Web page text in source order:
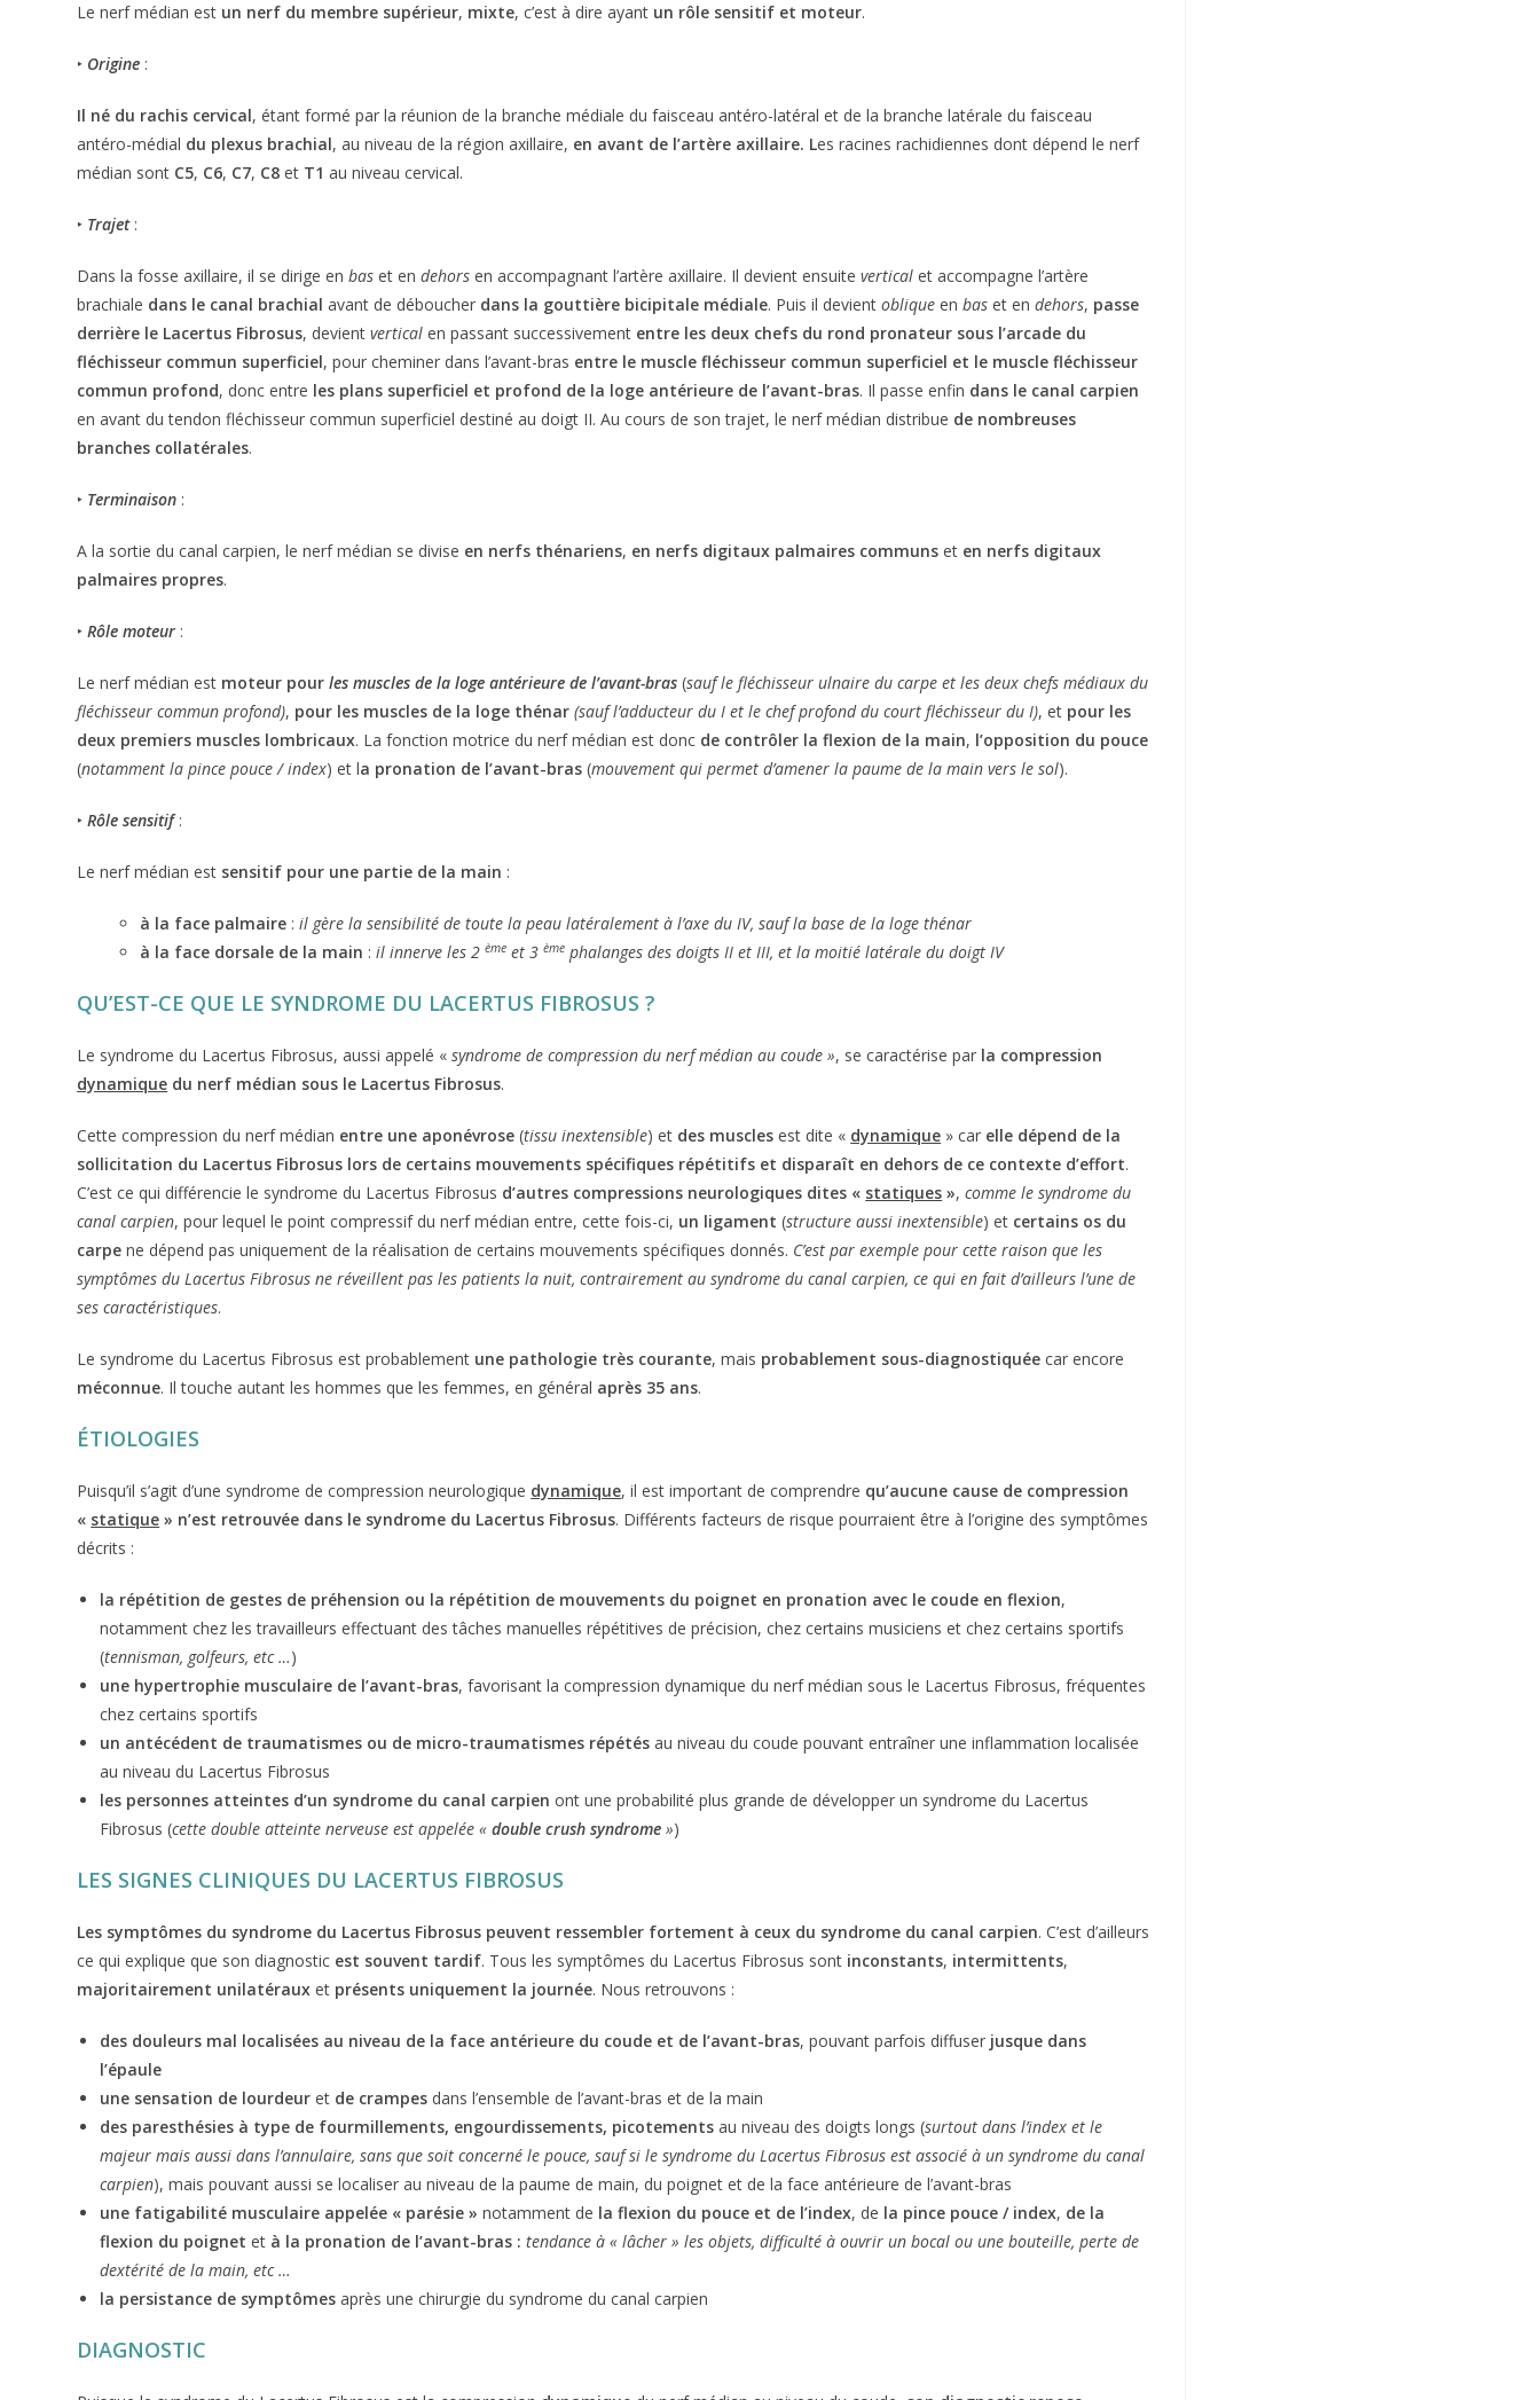
Le nerf médian est un nerf du membre supérieur, mixte, c’est à dire ayant un rôle sensitif et moteur.
‣ Origine :
Il né du rachis cervical, étant formé par la réunion de la branche médiale du faisceau antéro-latéral et de la branche latérale du faisceau
antéro-médial du plexus brachial, au niveau de la région axillaire, en avant de l’artère axillaire. Les racines rachidiennes dont dépend le nerf
médian sont C5, C6, C7, C8 et T1 au niveau cervical.
‣ Trajet:
Dans la fosse axillaire, il se dirige enbas et endehors en accompagnant l’artère axillaire. Il devient ensuitevertical et accompagne l’artère
brachiale dans le canal brachial avant de déboucher dans la gouttière bicipitale médiale. Puis il devientoblique enbas et endehors, passe
derrière le Lacertus Fibrosus, devientvertical en passant successivement entre les deux chefs du rond pronateur sous l’arcade du
fléchisseur commun superficiel, pour cheminer dans l’avant-bras entre le muscle fléchisseur commun superficiel et le muscle fléchisseur
commun profond, donc entre les plans superficiel et profond de la loge antérieure de l’avant-bras. Il passe enfin dans le canal carpien
en avant du tendon fléchisseur commun superficiel destiné au doigt II. Au cours de son trajet, le nerf médian distribue de nombreuses
branches collatérales.
‣ Terminaison :
A la sortie du canal carpien, le nerf médian se divise en nerfs thénariens, en nerfs digitaux palmaires communs et en nerfs digitaux
palmaires propres.
‣Rôle moteur :
Le nerf médian est moteur pour les muscles de la loge antérieure de l’avant-bras(sauf le fléchisseur ulnaire du carpe et les deux chefs médiaux du
fléchisseur commun profond), pour les muscles de la loge thénar (sauf l’adducteur du I et le chef profond du court fléchisseur du I), et pour les
deux premiers muscles lombricaux. La fonction motrice du nerf médian est donc de contrôler la flexion de la main, l’opposition du pouce
(notamment la pince pouce / index) et la pronation de l’avant-bras (mouvement qui permet d’amener la paume de la main vers le sol).
‣Rôle sensitif:
Le nerf médian est sensitif pour une partie de la main :
à la face palmaire :il gère la sensibilité de toute la peau latéralement à l’axe du IV, sauf la base de la loge thénar
à la face dorsale de la main : il innerve les 2ème et 3ème phalanges des doigts II et III, et la moitié latérale du doigt IV
QU’EST-CE QUE LE SYNDROME DU LACERTUS FIBROSUS ?
Le syndrome du Lacertus Fibrosus, aussi appelé «syndrome de compression du nerf médian au coude », se caractérise par la compression
dynamique du nerf médian sous le Lacertus Fibrosus.
Cette compression du nerf médian entre une aponévrose (tissu inextensible) et des muscles est dite « dynamique » car elle dépend de la
sollicitation du Lacertus Fibrosus lors de certains mouvements spécifiques répétitifs et disparaît en dehors de ce contexte d’effort.
C’est ce qui différencie le syndrome du Lacertus Fibrosus d’autres compressions neurologiques dites « statiques »,comme le syndrome du
canal carpien, pour lequel le point compressif du nerf médian entre, cette fois-ci, un ligament(structure aussi inextensible) et certains os du
carpe ne dépend pas uniquement de la réalisation de certains mouvements spécifiques donnés. C’est par exemple pour cette raison que les
symptômes du Lacertus Fibrosus ne réveillent pas les patients la nuit, contrairement au syndrome du canal carpien, ce qui en fait d’ailleurs l’une de
ses caractéristiques.
Le syndrome du Lacertus Fibrosus est probablement une pathologie très courante, mais probablement sous-diagnostiquée car encore
méconnue. Il touche autant les hommes que les femmes, en général après 35 ans.
ÉTIOLOGIES
Puisqu’il s’agit d’une syndrome de compression neurologique dynamique, il est important de comprendre qu’aucune cause de compression
« statique » n’est retrouvée dans le syndrome du Lacertus Fibrosus. Différents facteurs de risque pourraient être à l’origine des symptômes
décrits :
la répétition de gestes de préhension ou la répétition de mouvements du poignet en pronation avec le coude en flexion,
notamment chez les travailleurs effectuant des tâches manuelles répétitives de précision, chez certains musiciens et chez certains sportifs
(tennisman, golfeurs, etc …)
une hypertrophie musculaire de l’avant-bras, favorisant la compression dynamique du nerf médian sous le Lacertus Fibrosus, fréquentes
chez certains sportifs
un antécédent de traumatismes ou de micro-traumatismes répétés au niveau du coude pouvant entraîner une inflammation localisée
au niveau du Lacertus Fibrosus
les personnes atteintes d’un syndrome du canal carpien ont une probabilité plus grande de développer un syndrome du Lacertus
Fibrosus (cette double atteinte nerveuse est appelée «double crush syndrome »)
LES SIGNES CLINIQUES DU LACERTUS FIBROSUS
Les symptômes du syndrome du Lacertus Fibrosus peuvent ressembler fortement à ceux du syndrome du canal carpien. C’est d’ailleurs
ce qui explique que son diagnostic est souvent tardif. Tous les symptômes du Lacertus Fibrosus sont inconstants, intermittents,
majoritairement unilatéraux et présents uniquement la journée. Nous retrouvons :
des douleurs mal localisées au niveau de la face antérieure du coude et de l’avant-bras, pouvant parfois diffuser jusque dans
l’épaule
une sensation de lourdeur et de crampes dans l’ensemble de l’avant-bras et de la main
des paresthésies à type de fourmillements, engourdissements, picotementsau niveau des doigts longs (surtout dans l’index et le
majeur mais aussi dans l’annulaire, sans que soit concerné le pouce, sauf si le syndrome du Lacertus Fibrosus est associé à un syndrome du canal
carpien), mais pouvant aussi se localiser au niveau de la paume de main, du poignet et de la face antérieure de l’avant-bras
une fatigabilité musculaire appelée « parésie » notamment de la flexion du pouce et de l’index, de la pince pouce / index, de la
flexion du poignetet à la pronation de l’avant-bras :tendance à « lâcher » les objets, difficulté à ouvrir un bocal ou une bouteille, perte de
dextérité de la main, etc …
la persistance de symptômesaprès une chirurgie du syndrome du canal carpien
DIAGNOSTIC